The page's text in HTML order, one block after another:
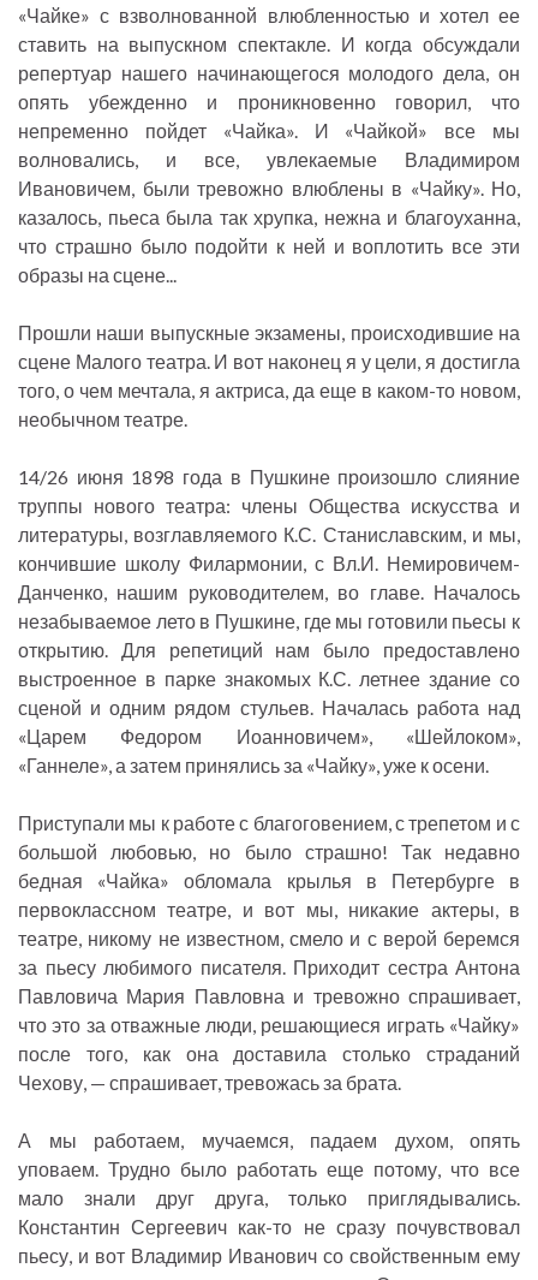
«Чайке» с взволнованной влюбленностью и хотел ее
ставить на выпускном спектакле. И когда обсуждали
репертуар нашего начинающегося молодого дела, он
опять убежденно и проникновенно говорил, что
непременно пойдет «Чайка». И «Чайкой» все мы
волновались, и все, увлекаемые Владимиром
Ивановичем, были тревожно влюблены в «Чайку». Но,
казалось, пьеса была так хрупка, нежна и благоуханна,
что страшно было подойти к ней и воплотить все эти
образы на сцене...
Прошли наши выпускные экзамены, происходившие на
сцене Малого театра. И вот наконец я у цели, я достигла
того, о чем мечтала, я актриса, да еще в каком-то новом,
необычном театре.
14/26 июня 1898 года в Пушкине произошло слияние
труппы нового театра: члены Общества искусства и
литературы, возглавляемого К.С. Станиславским, и мы,
кончившие школу Филармонии, с Вл.И. Немировичем-
Данченко, нашим руководителем, во главе. Началось
незабываемое лето в Пушкине, где мы готовили пьесы к
открытию. Для репетиций нам было предоставлено
выстроенное в парке знакомых К.С. летнее здание со
сценой и одним рядом стульев. Началась работа над
«Царем Федором Иоанновичем», «Шейлоком»,
«Ганнеле», а затем принялись за «Чайку», уже к осени.
Приступали мы к работе с благоговением, с трепетом и с
большой любовью, но было страшно! Так недавно
бедная «Чайка» обломала крылья в Петербурге в
первоклассном театре, и вот мы, никакие актеры, в
театре, никому не известном, смело и с верой беремся
за пьесу любимого писателя. Приходит сестра Антона
Павловича Мария Павловна и тревожно спрашивает,
что это за отважные люди, решающиеся играть «Чайку»
после того, как она доставила столько страданий
Чехову, — спрашивает, тревожась за брата.
А мы работаем, мучаемся, падаем духом, опять
уповаем. Трудно было работать еще потому, что все
мало знали друг друга, только приглядывались.
Константин Сергеевич как-то не сразу почувствовал
пьесу, и вот Владимир Иванович со свойственным ему